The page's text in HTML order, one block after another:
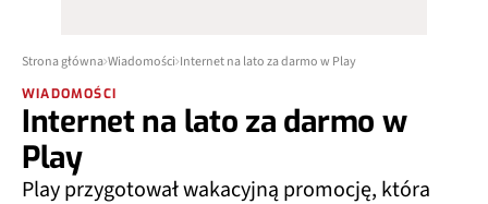
Strona główna Wiadomości Internet na lato za darmo w Play
WIADOMOŚCI
Internet na lato za darmo w
Play
Play przygotował wakacyjną promocję, która